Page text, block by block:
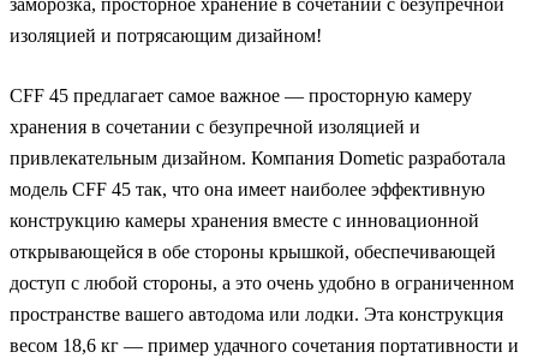
заморозка, просторное хранение в сочетании с безупречной
изоляцией и потрясающим дизайном!
CFF 45 предлагает самое важное — просторную камеру
хранения в сочетании с безупречной изоляцией и
привлекательным дизайном. Компания Dometic разработала
модель CFF 45 так, что она имеет наиболее эффективную
конструкцию камеры хранения вместе с инновационной
открывающейся в обе стороны крышкой, обеспечивающей
доступ с любой стороны, а это очень удобно в ограниченном
пространстве вашего автодома или лодки. Эта конструкция
весом 18,6 кг — пример удачного сочетания портативности и